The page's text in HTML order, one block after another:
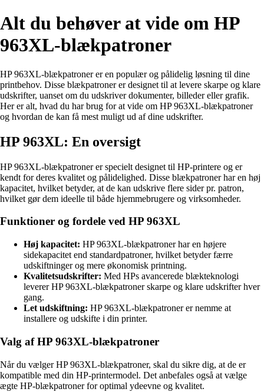
Alt du behøver at vide om HP
963XL-blækpatroner
HP 963XL-blækpatroner er en populær og pålidelig løsning til dine
printbehov. Disse blækpatroner er designet til at levere skarpe og klare
udskrifter, uanset om du udskriver dokumenter, billeder eller grafik.
Her er alt, hvad du har brug for at vide om HP 963XL-blækpatroner
og hvordan de kan få mest muligt ud af dine udskrifter.
HP 963XL: En oversigt
HP 963XL-blækpatroner er specielt designet til HP-printere og er
kendt for deres kvalitet og pålidelighed. Disse blækpatroner har en høj
kapacitet, hvilket betyder, at de kan udskrive flere sider pr. patron,
hvilket gør dem ideelle til både hjemmebrugere og virksomheder.
Funktioner og fordele ved HP 963XL
Høj kapacitet: HP 963XL-blækpatroner har en højere
sidekapacitet end standardpatroner, hvilket betyder færre
udskiftninger og mere økonomisk printning.
Kvalitetsudskrifter: Med HPs avancerede blækteknologi
leverer HP 963XL-blækpatroner skarpe og klare udskrifter hver
gang.
Let udskiftning: HP 963XL-blækpatroner er nemme at
installere og udskifte i din printer.
Valg af HP 963XL-blækpatroner
Når du vælger HP 963XL-blækpatroner, skal du sikre dig, at de er
kompatible med din HP-printermodel. Det anbefales også at vælge
ægte HP-blækpatroner for optimal ydeevne og kvalitet.